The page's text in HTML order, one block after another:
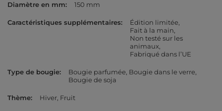
Diamètre en mm 150 mm
Caractéristiques supplémentaires
Édition limitée
Fait à la main
Non testé sur les
animaux
Fabriqué dans l’UE
Type de bougie Bougie parfumée Bougie dans le verre
Bougie de soja
Thème Hiver Fruit